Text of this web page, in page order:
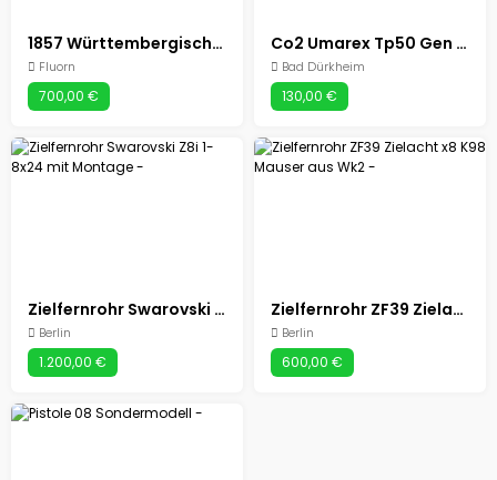
1857 Württembergisches Mauser Infanteriegewehr Kal. 54
Fluorn
700,00 €
Co2 Umarex Tp50 Gen 2 Pistole
Bad Dürkheim
130,00 €
Zielfernrohr Swarovski Z8i 1-8x24 mit Montage
Berlin
1.200,00 €
Zielfernrohr ZF39 Zielacht x8 K98 Mauser aus Wk2
Berlin
600,00 €